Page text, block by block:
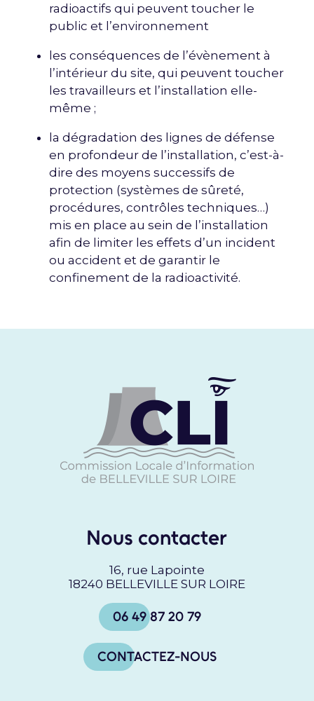
radioactifs qui peuvent toucher le
public et l’environnement
les conséquences de l’évènement à
l’intérieur du site, qui peuvent toucher
les travailleurs et l’installation elle-
même ;
la dégradation des lignes de défense
en profondeur de l’installation, c’est-à-
dire des moyens successifs de
protection (systèmes de sûreté,
procédures, contrôles techniques…)
mis en place au sein de l’installation
afin de limiter les effets d’un incident
ou accident et de garantir le
confinement de la radioactivité.
Nous contacter
16, rue Lapointe
18240 BELLEVILLE SUR LOIRE
06 49 87 20 79
CONTACTEZ-NOUS